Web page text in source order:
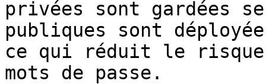
privées sont gardées
publiques sont
ce qui réduit le risque
mots de passe.